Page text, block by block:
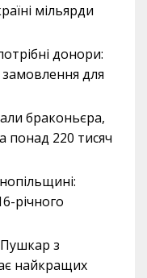
мільярди
донори:
для
браконьєра,
понад 220 тисяч
річного
з
найкращих